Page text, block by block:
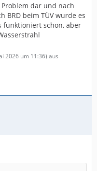
dar und nach
BRD beim TÜV wurde es
funktioniert schon, aber
2026 um 11:36) aus